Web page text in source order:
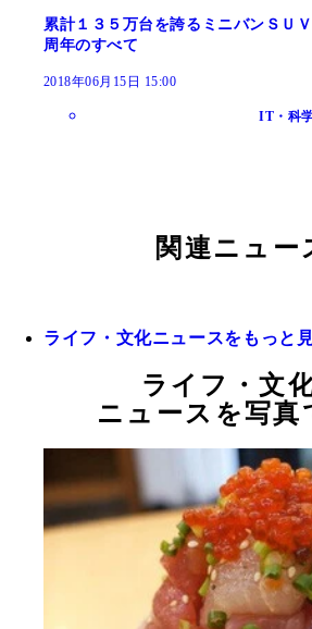
累計１３５万台を誇るミニバンＳＵ
周年のすべて
2018年06月15日 15:00
IT・科
関連ニュー
ライフ・文化ニュースをもっと
ライフ・文
ニュースを写真